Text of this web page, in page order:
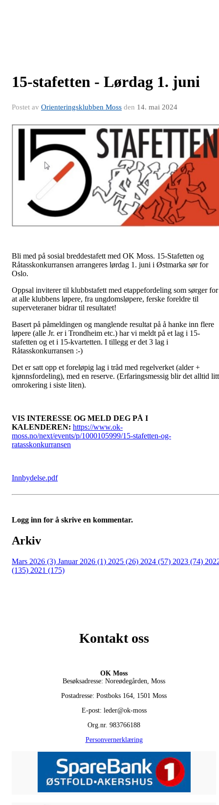
15-stafetten - Lørdag 1. juni
Postet av Orienteringsklubben Moss den 14. mai 2024
Bli med på sosial breddestafett med OK Moss. 15-Stafetten og
Råtasskonkurransen arrangeres lørdag 1. juni i Østmarka sør for
Oslo.
Oppsal inviterer til klubbstafett med etappefordeling som sørger for
at alle klubbens løpere, fra ungdomsløpere, ferske foreldre til
superveteraner bidrar til resultatet!
Basert på påmeldingen og manglende resultat på å hanke inn flere
løpere (alle Jr. er i Trondheim etc.) har vi meldt på et lag i 15-
stafetten og et i 15-kvartetten. I tillegg er det 3 lag i
Råtasskonkurransen :-)
Det er satt opp et foreløpig lag i tråd med regelverket (alder +
kjønnsfordeling), med en reserve. (Erfaringsmessig blir det alltid litt
omrokering i siste liten).
VIS INTERESSE OG MELD DEG PÅ I
KALENDEREN: https://www.ok-
moss.no/next/events/p/1000105999/15-stafetten-og-
ratasskonkurransen
Innbydelse.pdf
Logg inn for å skrive en kommentar.
Arkiv
Mars 2026 (3) Januar 2026 (1) 2025 (26) 2024 (57) 2023 (74)
(135) 2021 (175)
Kontakt oss
OK Moss
Besøksadresse: Noreødegården, Moss
Postadresse: Postboks 164, 1501 Moss
E-post: leder@ok-moss
Org.nr. 983766188
Personvernerklæring